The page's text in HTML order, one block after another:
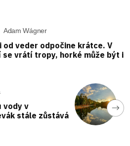
Adam Wágner
od veder odpočine krátce. V
se vrátí tropy, horké může být i
vody v
stále zůstává